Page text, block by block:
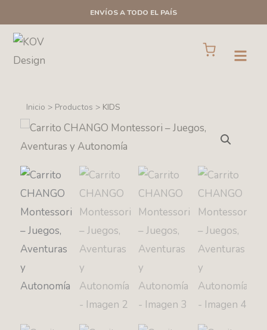
al
contenido
ENVÍOS A TODO EL PAÍS
Open
Cart
Inicio > Productos > KIDS